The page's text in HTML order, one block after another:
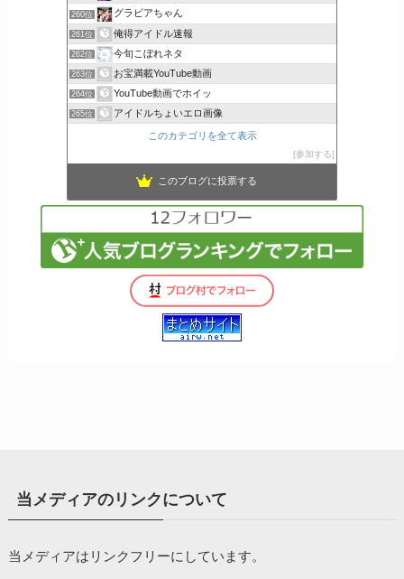
260位 グラビアちゃん
261位 俺得アイドル速報
262位 今旬こぼれネタ
263位 お宝満載YouTube動画
264位 YouTube動画でホイッ
265位 アイドルちょいエロ画像
このカテゴリを全て表示
参加する
このブログに投票する
当メディアのリンクについて
当メディアはリンクフリーにしています。